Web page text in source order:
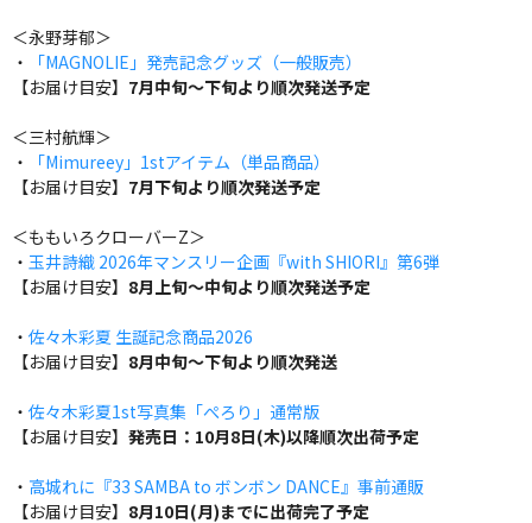
＜永野芽郁＞
・
「MAGNOLIE」発売記念グッズ（一般販売）
【お届け目安】 7月中旬～下旬より順次発送予定
＜三村航輝＞
・
「Mimureey」1stアイテム（単品商品）
【お届け目安】 7月下旬より順次発送予定
＜ももいろクローバーZ＞
・ 玉井詩織 2026年マンスリー企画『with SHIORI』第6弾
【お届け目安】 8月上旬～中旬より順次発送予定
・ 佐々木彩夏 生誕記念商品2026
【お届け目安】 8月中旬～下旬より順次発送
・ 佐々木彩夏1st写真集「ぺろり」通常版
【お届け目安】 発売日：10月8日(木)以降順次出荷予定
・ 高城れに『33 SAMBA to ボンボン DANCE』事前通販
【お届け目安】 8月10日(月)までに出荷完了予定